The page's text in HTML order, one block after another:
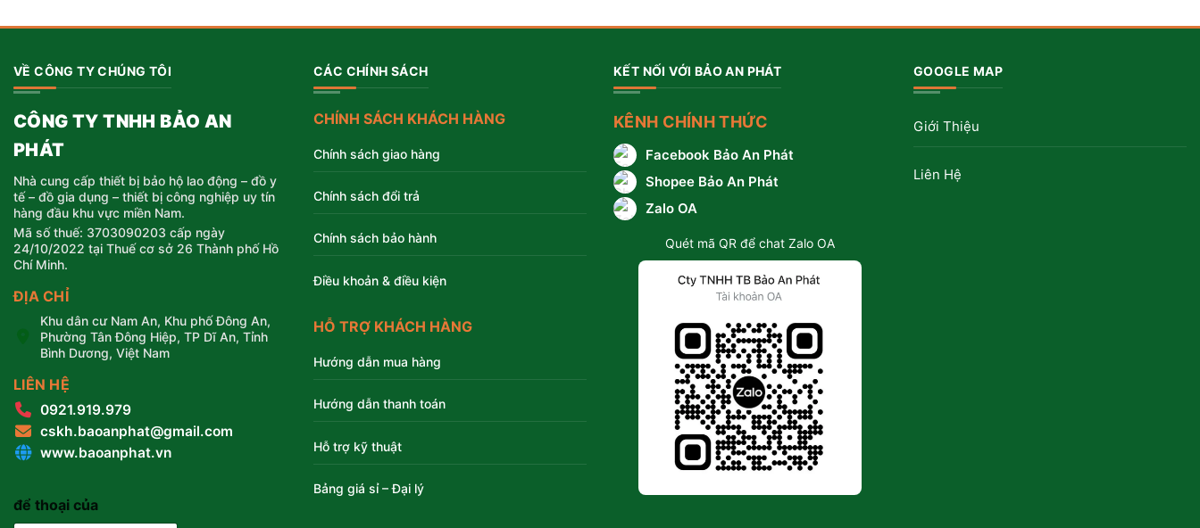
VỀ CÔNG TY CHÚNG TÔI
CÔNG TY TNHH BẢO AN
PHÁT
Nhà cung cấp thiết bị bảo hộ lao động – đồ y
tế – đồ gia dụng – thiết bị công nghiệp uy tín
hàng đầu khu vực miền Nam.
Mã số thuế: 3703090203 cấp ngày
24/10/2022 tại Thuế cơ sở 26 Thành phố Hồ
Chí Minh.
ĐỊA CHỈ
Khu dân cư Nam An, Khu phố Đông An,
Phường Tân Đông Hiệp, TP Dĩ An, Tỉnh
Bình Dương, Việt Nam
LIÊN HỆ
0921.919.979
cskh.baoanphat@gmail.com
www.baoanphat.vn
để thoại của
CÁC CHÍNH SÁCH
CHÍNH SÁCH KHÁCH HÀNG
Chính sách giao hàng
Chính sách đổi trả
Chính sách bảo hành
Điều khoản & điều kiện
HỖ TRỢ KHÁCH HÀNG
Hướng dẫn mua hàng
Hướng dẫn thanh toán
Hỗ trợ kỹ thuật
Bảng giá sỉ – Đại lý
KẾT NỐI VỚI BẢO AN PHÁT
KÊNH CHÍNH THỨC
Facebook Bảo An Phát
Shopee Bảo An Phát
Zalo OA
Quét mã QR để chat Zalo OA
GOOGLE MAP
Giới Thiệu
Liên Hệ